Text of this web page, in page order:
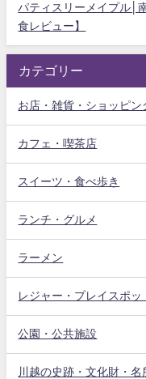
パティスリーメイプル│
食レビュー】
カテゴリー
お店・雑貨・ショッピン
カフェ・喫茶店
スイーツ・食べ歩き
ランチ・グルメ
ラーメン
レジャー・プレイスポッ
公園・公共施設
川越の史跡・文化財・名